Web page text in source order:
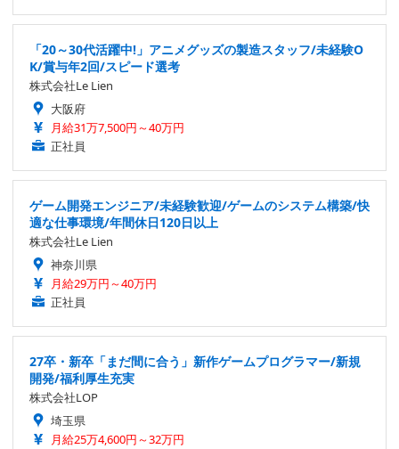
「20～30代活躍中!」アニメグッズの製造スタッフ/未経験O
K/賞与年2回/スピード選考
株式会社Le Lien
大阪府
月給31万7,500円～40万円
正社員
ゲーム開発エンジニア/未経験歓迎/ゲームのシステム構築/快
適な仕事環境/年間休日120日以上
株式会社Le Lien
神奈川県
月給29万円～40万円
正社員
27卒・新卒「まだ間に合う」新作ゲームプログラマー/新規
開発/福利厚生充実
株式会社LOP
埼玉県
月給25万4,600円～32万円